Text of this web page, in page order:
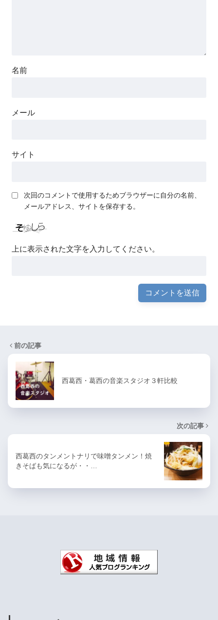
名前
メール
サイト
次回のコメントで使用するためブラウザーに自分の名前、
メールアドレス、サイトを保存する。
上に表示された文字を入力してください。
前の記事
西葛西・葛西の音楽スタジオ３軒比較
次の記事
西葛西のタンメントナリで味噌タンメン！焼
きそばも気になるが・・…